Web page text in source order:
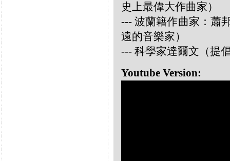
史上最偉大作曲家）
--- 波蘭籍作曲家：蕭
遠的音樂家）
--- 科學家達爾文（提
Youtube Version: